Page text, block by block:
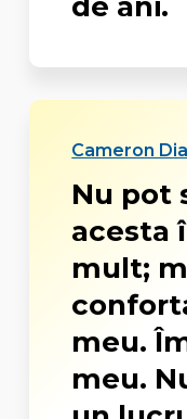
Cameron
Nu pot
acesta
mult;
meu.
meu.